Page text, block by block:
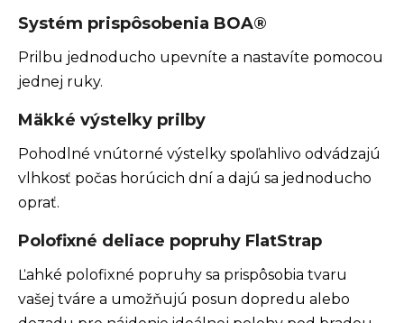
Systém prispôsobenia BOA®
Prilbu jednoducho upevníte a nastavíte pomocou
jednej ruky.
Mäkké výstelky prilby
Pohodlné vnútorné výstelky spoľahlivo odvádzajú
vlhkosť počas horúcich dní a dajú sa jednoducho
oprať.
Polofixné deliace popruhy FlatStrap
Ľahké polofixné popruhy sa prispôsobia tvaru
vašej tváre a umožňujú posun dopredu alebo